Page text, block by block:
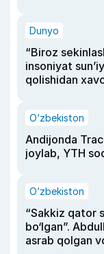
Dunyo
“Biroz
insoniyat
qolishidan
O‘zbekiston
Andijonda
joylab, YTH
O‘zbekiston
“Sakkiz qator
bo‘lgan”.
asrab qolgan